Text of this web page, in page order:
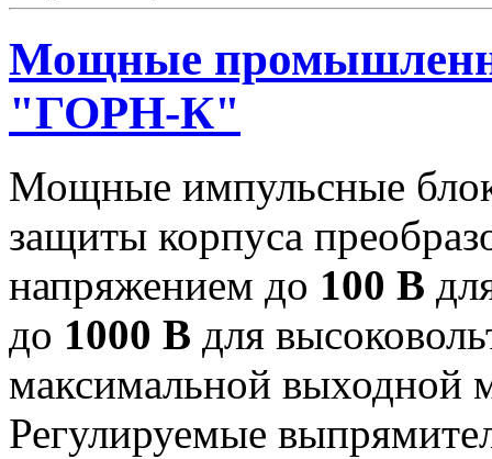
Мощные
"ГОРН-К"
Мощные импульсные
защиты корпуса
напряжением до 100 В
до 1000 В для
максимальной
Регулируемые